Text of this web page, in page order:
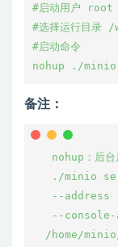
#启动用户 root
#选择运行目录
#启动命令
备注：
nohup：后台
./minio
--address
--console-
/home/